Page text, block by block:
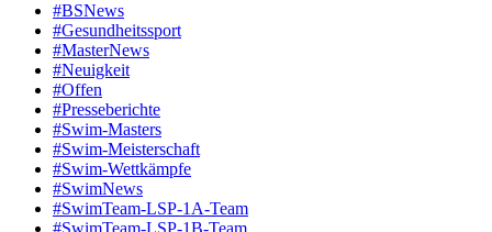
#BSNews
#Gesundheitssport
#MasterNews
#Neuigkeit
#Offen
#Presse­berichte
#Swim-Masters
#Swim-Meister­schaft
#Swim-Wett­kämpfe
#SwimNews
#SwimTeam-LSP-1A-Team